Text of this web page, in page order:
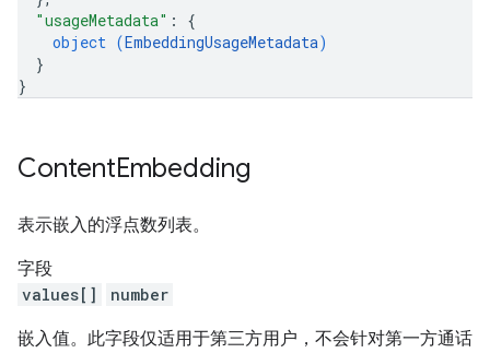
"usageMetadata" : {
object (EmbeddingUsageMetadata)
}
}
ContentEmbedding
表示嵌入的浮点数列表。
字段
values[]
number
嵌入值。此字段仅适用于第三方用户，不会针对第一方通话